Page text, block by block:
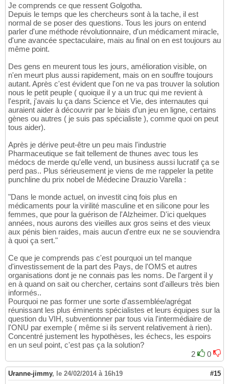
Je comprends ce que ressent Golgotha.
Depuis le temps que les chercheurs sont à la tache, il est
normal de se poser des questions. Tous les jours on entend
parler d'une méthode révolutionnaire, d'un médicament miracle,
d'une avancée spectaculaire, mais au final on en est toujours au
même point.
Des gens en meurent tous les jours, amélioration visible, on
n'en meurt plus aussi rapidement, mais on en souffre toujours
autant. Après c'est évident que l'on ne va pas trouver la solution
nous le petit peuple ( quoique il y a un truc qui me revient à
l'esprit, j'avais lu ça dans Science et Vie, des internautes qui
auraient aider à découvrir par le biais d'un jeu en ligne, certains
gènes ou autres ( je suis pas spécialiste ), comme quoi on peut
tous aider).
Après je dérive peut-être un peu mais l'industrie
Pharmaceutique se fait tellement de thunes avec tous les
médocs de merde qu'elle vend, un business aussi lucratif ça se
perd pas.. Plus sérieusement je viens de me rappeler la petite
punchline du prix nobel de Médecine Drauzio Varella :
"Dans le monde actuel, on investit cinq fois plus en
médicaments pour la virilité masculine et en silicone pour les
femmes, que pour la guérison de l'Alzheimer. D'ici quelques
années, nous aurons des vieilles aux gros seins et des vieux
aux pénis bien raides, mais aucun d'entre eux ne se souviendra
à quoi ça sert."
Ce que je comprends pas c'est pourquoi un tel manque
d'investissement de la part des Pays, de l'OMS et autres
organisations dont je ne connais pas les noms. De l'argent il y
en à quand on sait ou chercher, certains sont d'ailleurs très bien
informés..
Pourquoi ne pas former une sorte d'assemblée/agrégat
réunissant les plus éminents spécialistes et leurs équipes sur la
question du VIH, subventionner par tous via l'intermédiaire de
l'ONU par exemple ( même si ils servent relativement à rien).
Concentré justement les hypothèses, les échecs, les espoirs
en un seul point, c'est pas ça la solution?
2
0
Uranne-jimmy, le 24/02/2014 à 16h19 #15